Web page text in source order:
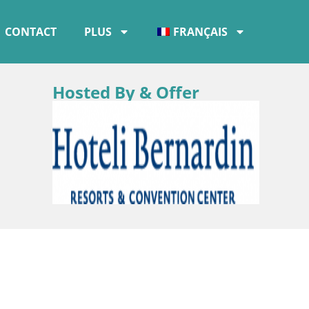
CONTACT PLUS FRANÇAIS
Hosted By & Offer